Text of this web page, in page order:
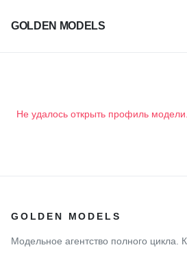
GOLDEN MODELS
Не удалось открыть профиль модели.
GOLDEN MODELS
Модельное агентство полного цикла.